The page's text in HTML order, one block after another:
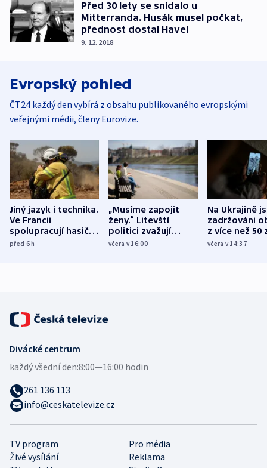
Před 30 lety se snídalo u
Mitterranda. Husák musel počkat,
přednost dostal Havel
9. 12. 2018
Evropský pohled
ČT24 každý den vybírá z obsahu publikovaného evropskými
veřejnými médii, členy Eurovize.
Jiný jazyk i technika.
Ve Francii
spolupracují hasiči z
různých zemí
před 6h
„Musíme zapojit
ženy.“ Litevští
politici zvažují
dohodu o
včera v 16:00
Na Ukrajině
zadržováni
z více než 50
Bojovali na
včera v 14:37
TV program
Pro média
Živé vysílání
Reklama
Divácké centrum
každý všední den:8:00—16:00 hodin
261 136 113
info@ceskatelevize.cz